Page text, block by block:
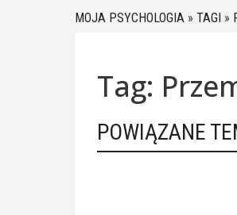
MOJA PSYCHOLOGIA » TAGI »
Tag:
POWIĄZANE